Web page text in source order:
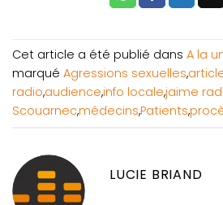
Cet article a été publié dans A la
marqué Agressions sexuelles,
radio,audience,info locale,jaime
Scouarnec,médecins,Patients,
LUCIE BRIAND